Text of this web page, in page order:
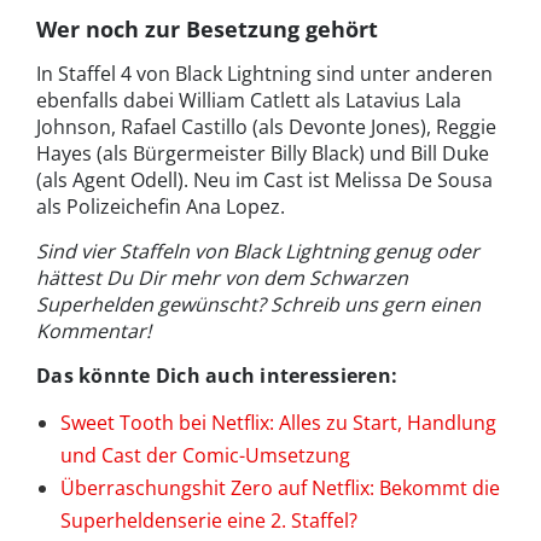
Wer noch zur Besetzung gehört
In Staffel 4 von Black Lightning sind unter anderen
ebenfalls dabei William Catlett als Latavius Lala
Johnson, Rafael Castillo (als Devonte Jones), Reggie
Hayes (als Bürgermeister Billy Black) und Bill Duke
(als Agent Odell). Neu im Cast ist Melissa De Sousa
als Polizeichefin Ana Lopez.
Sind vier Staffeln von Black Lightning genug oder
hättest Du Dir mehr von dem Schwarzen
Superhelden gewünscht? Schreib uns gern einen
Kommentar!
Das könnte Dich auch interessieren:
Sweet Tooth bei Netflix: Alles zu Start, Handlung
und Cast der Comic-Umsetzung
Überraschungshit Zero auf Netflix: Bekommt die
Superheldenserie eine 2. Staffel?